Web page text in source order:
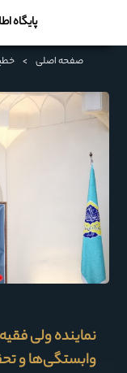
پایگاه
صفحه اصلی >
نماینده ولی
وابستگی‌ها و